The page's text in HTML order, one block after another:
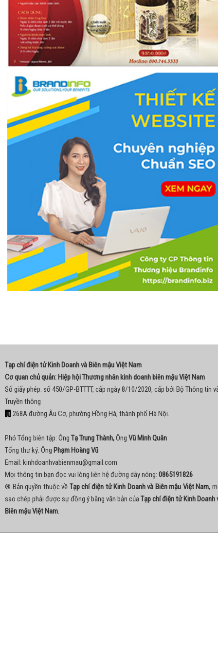
Tạp chí điện tử Kinh Doanh và Biên mậu Việt Nam
Cơ quan chủ quản: Hiệp hội Thương nhân kinh doanh biên mậu Việt Nam
Số giấy phép: số 450/GP-BTTTT, cấp ngày 8/10/2020, cấp bởi Bộ Thông tin
Truyền thông
268A đường Âu Cơ, phường Hồng Hà, thành phố Hà Nội.
Phó Tổng biên tập: Ông Tạ Trung Thành,Ông Vũ Minh Quân
Tổng thư ký: Ông Phạm Hoàng Vũ
Email: kinhdoanhvabienmau@gmail.com
Mọi thông tin bạn đọc vui lòng liên hệ đường dây nóng: 0865191826
® Bản quyền thuộc về Tạp chí điện tử Kinh Doanh và Biên mậu Việt Nam,
sao chép phải được sự đồng ý bằng văn bản của Tạp chí điện tử Kinh Doanh
Biên mậu Việt Nam